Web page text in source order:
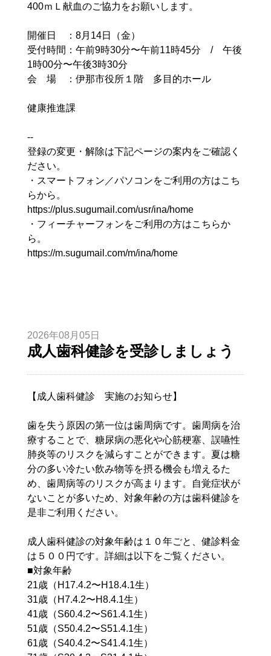
400ｍＬ献血のご協力をお願いします。
開催日 ：8月14日（金）
受付時間：午前9時30分〜午前11時45分 / 午後
1時00分〜午後3時30分
会 場 ：伊那市役所１階 多目的ホール
健康推進課
--
登録の変更・解除は下記ページの案内をご確認く
ださい。
・スマートフォン／パソコンをご利用の方はこち
らから。
https://plus.sugumail.com/usr/ina/home
・フィーチャーフォンをご利用の方はこちらか
ら。
https://m.sugumail.com/m/ina/home
2026年08月05日
成人歯科健診を受診しましょう
【成人歯科健診 実施のお知らせ】
歯を失う原因の第一位は歯周病です。歯周病を治
療することで、糖尿病の悪化や心筋梗塞、誤嚥性
肺炎等のリスクを減らすことができます。夏は糖
分の多い冷たい飲み物等を摂る機会も増えるた
め、歯周病等のリスクが高まります。自覚症状が
ないことが多いため、対象年齢の方は歯科健診を
是非ご利用ください。
成人歯科健診の対象年齢は１０年ごと、健診料金
は５００円です。詳細は以下をご覧ください。
■対象年齢
21歳（H17.4.2〜H18.4.1生）
31歳（H7.4.2〜H8.4.1生）
41歳（S60.4.2〜S61.4.1生）
51歳（S50.4.2〜S51.4.1生）
61歳（S40.4.2〜S41.4.1生）